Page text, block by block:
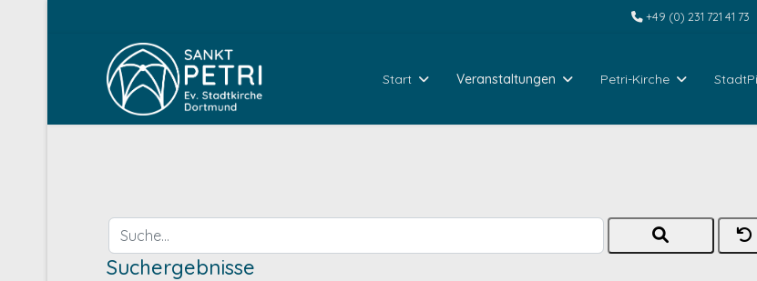
+49 (0) 231 721 41 73
Start Veranstaltungen Petri-Kirche
Suche...
Suchergebnisse